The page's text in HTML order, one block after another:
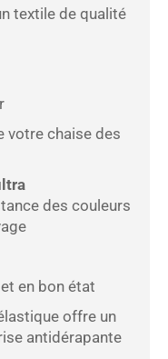
textile de qualité
votre chaise des
des couleurs
en bon état
offre un
antidérapante